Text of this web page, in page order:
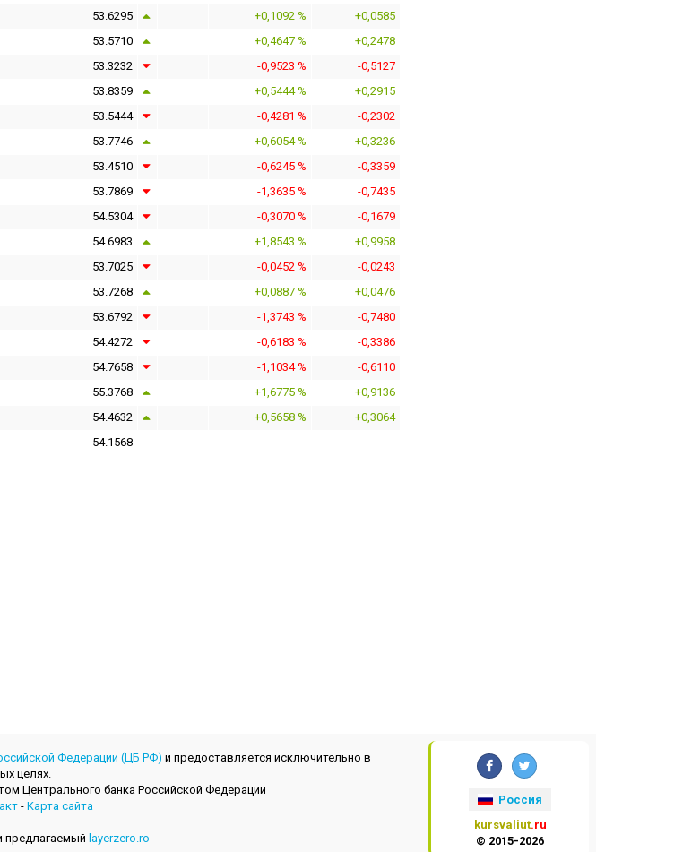
53.6295 +0,1092 %
+0,0585
53.5710 +0,4647 %
+0,2478
53.3232 -0,9523 %
-0,5127
53.8359 +0,5444 %
+0,2915
53.5444 -0,4281 %
-0,2302
53.7746 +0,6054 %
+0,3236
53.4510 -0,6245 %
-0,3359
53.7869 -1,3635 %
-0,7435
54.5304 -0,3070 %
-0,1679
54.6983 +1,8543 %
+0,9958
53.7025 -0,0452 %
-0,0243
53.7268 +0,0887 %
+0,0476
53.6792 -1,3743 %
-0,7480
54.4272 -0,6183 %
-0,3386
54.7658 -1,1034 %
-0,6110
55.3768 +1,6775 %
+0,9136
54.4632 +0,5658 %
+0,3064
54.1568 - - -
Федерации (ЦБ РФ) и предоставляется исключительно в
целях.
Центрального банкa Российской Федерации
- Kарта сайта
предлагаемый layerzero.ro
Россия
kursvaliut.ru
© 2015-2026